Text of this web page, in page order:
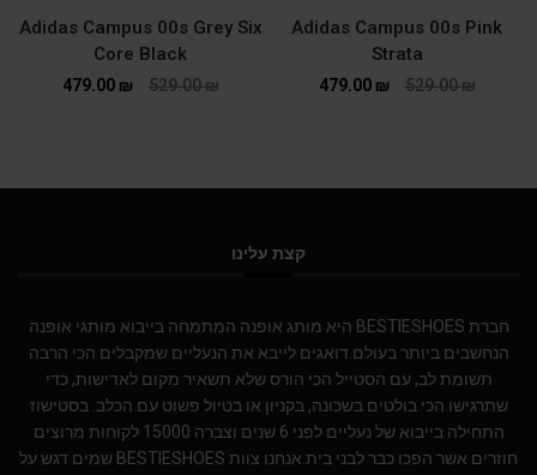
Adidas Campus 00s Pink
Strata
529.00₪
479.00 ₪
Adidas Campus 00s Grey Six
Core Black
529.00₪
479.00 ₪
קצת עלינו
חברת BESTIESHOES היא מותג אופנה המתמחה בייבוא מותגי אופנה
הנחשבים ביותר בעולם.דואגים לייבא את הנעליים שמקבלים הכי הרבה
תשומת לב, עם הסטייל הכי הורס שלא תשאיר מקום לאדישות, כדי
שתרגישו הכי בולטים בשכונה, בקניון או בטיול פשוט עם הכלב. בסטישוז
התחילה בייבוא של נעליים לפני 6 שנים וצברה 15000 לקוחות מרוצים
חוזרים אשר הפכו כבר לבני בית.אנחנו צוות BESTIESHOES שמים דגש על